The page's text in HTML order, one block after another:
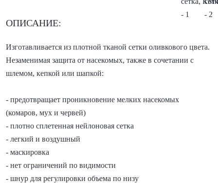
ОПИСАНИЕ:
Изготавливается из плотной тканой сетки оливкового цвета.
Незаменимая защита от насекомых, также в сочетании с
шлемом, кепкой или шапкой:
- предотвращает проникновение мелких насекомых
(комаров, мух и червей)
- плотно сплетенная нейлоновая сетка
- легкий и воздушный
- маскировка
- нет ограничений по видимости
- шнур для регулировки объема по низу